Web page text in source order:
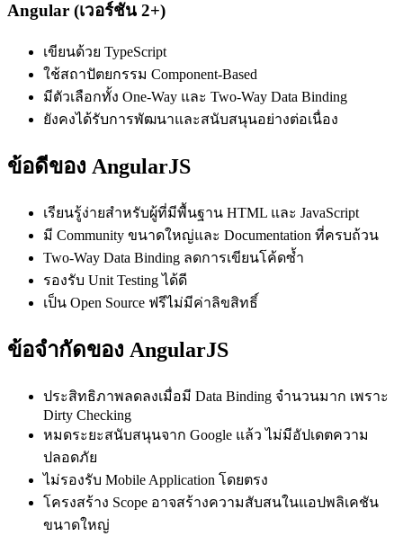
Angular (เวอร์ชัน 2+)
เขียนด้วย TypeScript
ใช้สถาปัตยกรรม Component-Based
มีตัวเลือกทั้ง One-Way และ Two-Way Data Binding
ยังคงได้รับการพัฒนาและสนับสนุนอย่างต่อเนื่อง
ข้อดีของ AngularJS
เรียนรู้ง่ายสำหรับผู้ที่มีพื้นฐาน HTML และ JavaScript
มี Community ขนาดใหญ่และ Documentation ที่ครบถ้วน
Two-Way Data Binding ลดการเขียนโค้ดซ้ำ
รองรับ Unit Testing ได้ดี
เป็น Open Source ฟรีไม่มีค่าลิขสิทธิ์
ข้อจำกัดของ AngularJS
ประสิทธิภาพลดลงเมื่อมี Data Binding จำนวนมาก เพราะ
Dirty Checking
หมดระยะสนับสนุนจาก Google แล้ว ไม่มีอัปเดตความ
ปลอดภัย
ไม่รองรับ Mobile Application โดยตรง
โครงสร้าง Scope อาจสร้างความสับสนในแอปพลิเคชัน
ขนาดใหญ่